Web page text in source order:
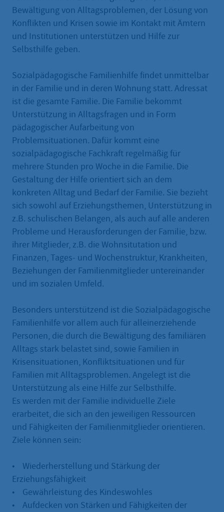
Bewältigung von Alltagsproblemen, der Lösung von
Konflikten und Krisen sowie im Kontakt mit Ämtern
und Institutionen unterstützen und Hilfe zur
Selbsthilfe geben.
Sozialpädagogische Familienhilfe findet unmittelbar
in der Familie und in deren Wohnung statt. Adressat
ist die gesamte Familie. Die Familie bekommt
Unterstützung in Alltagsfragen und in Form
pädagogischer Aufarbeitung von
Problemsituationen. Dafür kommt eine
sozialpädagogische Fachkraft regelmäßig für
mehrere Stunden pro Woche in die Familie. Die
Gestaltung der Hilfe orientiert sich an dem
konkreten Alltag und Bedarf der Familie. Sie bezieht
sich sowohl auf Erziehungsthemen, Unterstützung in
z.B. schulischen Belangen, als auch auf alle anderen
Probleme und Herausforderungen der Familie, bzw.
ihrer Mitglieder, z.B. die Wohnsitutation und
Finanzen, Tages- und Wochenstruktur, Krankheiten,
Beziehungen der Familienmitglieder untereinander
und im sozialen Umfeld.
Besonders unterstützend ist die Sozialpädagogische
Familienhilfe vor allem auch für alleinerziehende
Personen, die durch die Bewältigung des familiären
Alltags stark belastet sind, sowie Familien in
Krisensituationen, Konfliktsituationen und für
Familien mit Alltagsproblemen. Angelegt ist die
Unterstützung als eine Hilfe zur Selbsthilfe.
Es werden mit der Familie individuelle Ziele
erarbeitet, die sich an den jeweiligen Ressourcen
und Fähigkeiten der Familienmitglieder orientieren.
Ziele können sein:
• Wiederherstellung und Stärkung der
Erziehungsfähigkeit
• Gewährleistung des Kindeswohles
• Aufdecken von Stärken und Fähigkeiten der